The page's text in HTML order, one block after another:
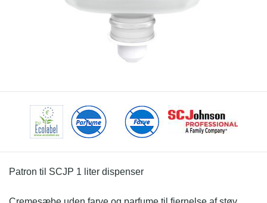
Patron til SCJP 1 liter dispenser